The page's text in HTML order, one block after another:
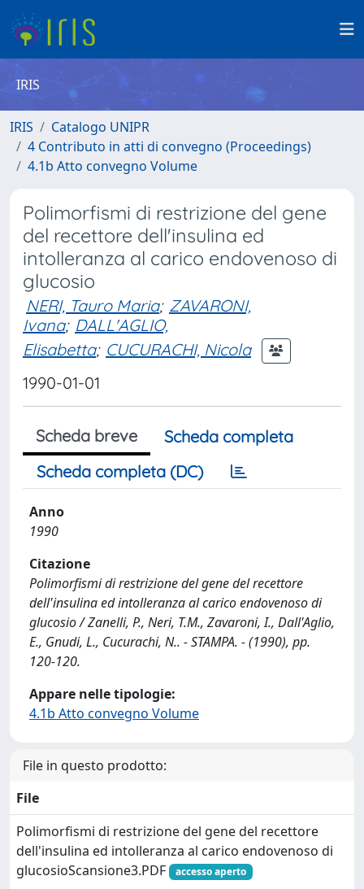
IRIS
IRIS
Catalogo UNIPR
4 Contributo in atti di convegno (Proceedings)
4.1b Atto convegno Volume
Polimorfismi di restrizione del gene
del recettore dell'insulina ed
intolleranza al carico endovenoso di
glucosio
NERI, Tauro Maria; ZAVARONI,
Ivana; DALL'AGLIO,
Elisabetta; CUCURACHI, Nicola
1990-01-01
Scheda breve
Scheda completa
Scheda completa (DC)
Anno
1990
Citazione
Polimorfismi di restrizione del gene del recettore
dell'insulina ed intolleranza al carico endovenoso di
glucosio / Zanelli, P., Neri, T.M., Zavaroni, I., Dall'Aglio,
E., Gnudi, L., Cucurachi, N.. - STAMPA. - (1990), pp.
120-120.
Appare nelle tipologie:
4.1b Atto convegno Volume
File in questo prodotto:
File
Polimorfismi di restrizione del gene del recettore
dell'insulina ed intolleranza al carico endovenoso di
glucosioScansione3.PDF
accesso aperto